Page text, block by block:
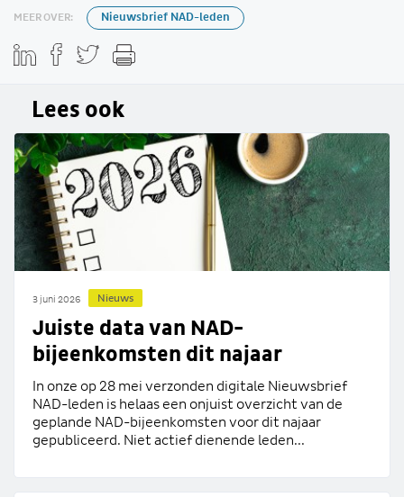
MEER OVER: Nieuwsbrief NAD-leden
Lees ook
3 juni 2026 Nieuws
Juiste data van NAD-
bijeenkomsten dit najaar
In onze op 28 mei verzonden digitale Nieuwsbrief
NAD-leden is helaas een onjuist overzicht van de
geplande NAD-bijeenkomsten voor dit najaar
gepubliceerd. Niet actief dienende leden...